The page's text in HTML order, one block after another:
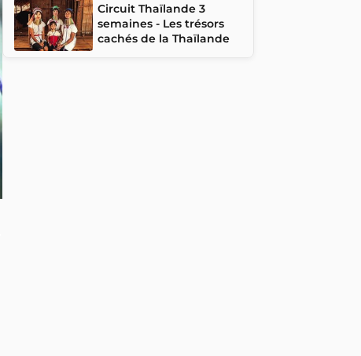
Circuit Thaïlande 3
semaines - Les trésors
cachés de la Thaïlande